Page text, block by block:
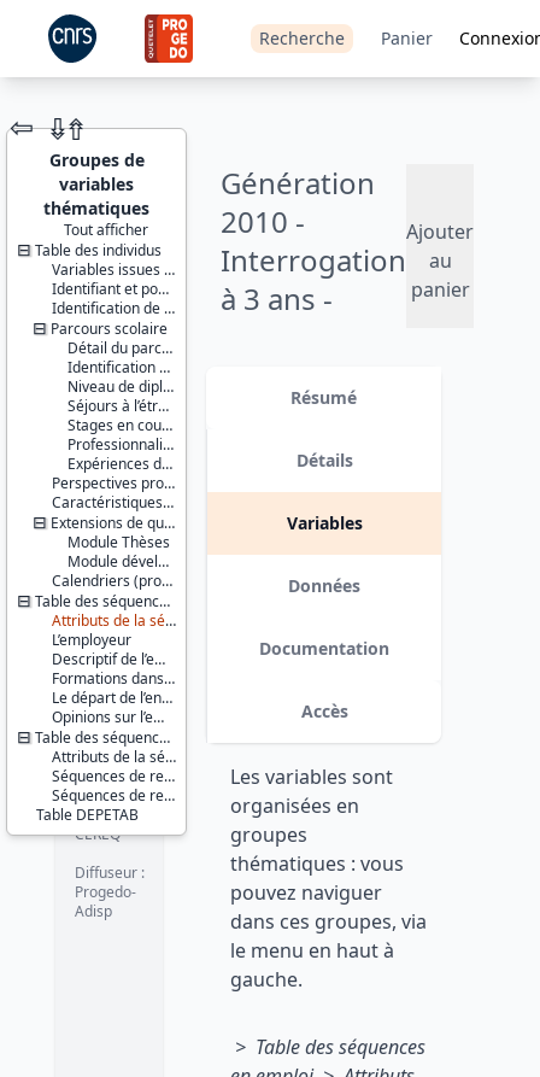
Recherche Panier
JEU DE
DONNÉES
Génération
2010 -
Interrogation
à 3 ans -
Ajouter
au
panier
contenant la variable DEPETAB (=
⇦ ⇮⇮
Groupes de
variables
thématiques
Tout afficher
Table des individus
Variables issues de la base de sondage
Identifiant et pondération
Identification de l’enquêté et délimitation du champ
Parcours scolaire
Détail du parcours scolaire
Identification du plus haut diplôme
Niveau de diplôme et de sortie
Séjours à l’étranger
Stages en cours d’études
Professionnalisation dans l’enseignement supérieur
Expériences de travail en cours d’études
Perspectives professionnelles
Caractéristiques individuelles et environnement familial
Extensions de questionnement
Module Thèses
Module développement durable
Calendriers (professionnel et habitat) et variables calculées
Table des séquences en emploi
Attributs de la séquence emploi
L’employeur
Descriptif de l’emploi
Formations dans l’entreprise
Le départ de l’entreprise
Opinions sur l’emploi
Table des séquences de non emploi
Attributs de la séquence de non emploi
Séquences de recherche d’emploi, d’inactivité ou de formation
Séquences de reprise d’études
Table DEPETAB
Identifiants :
lil-1084
doi:10.13144/lil-
1084
Thème :
Travail et
emploi
Série :
Génération
Couverture
géographique :
France
métropolitaine
Guadeloupe
Guyane
Martinique
Mayotte
La
Réunion
Producteur :
CEREQ
Diffuseur :
Progedo-
Adisp
Résumé
Détails
Variables
Données
Documentation
Accès
Les variables sont
organisées en
groupes
thématiques : vous
pouvez naviguer
dans ces groupes, via
le menu en haut à
gauche.
> Table des séquences